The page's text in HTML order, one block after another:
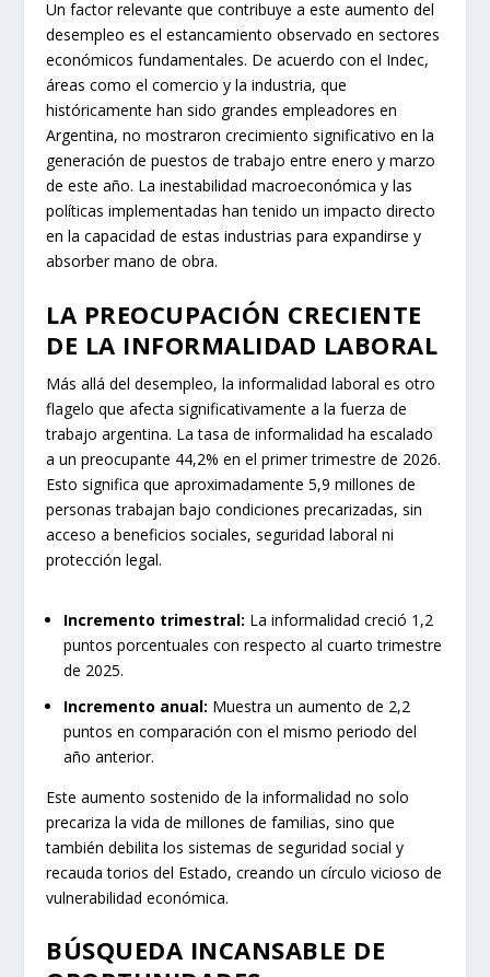
Un factor relevante que contribuye a este aumento del
desempleo es el estancamiento observado en sectores
económicos fundamentales. De acuerdo con el Indec,
áreas como el comercio y la industria, que
históricamente han sido grandes empleadores en
Argentina, no mostraron crecimiento significativo en la
generación de puestos de trabajo entre enero y marzo
de este año. La inestabilidad macroeconómica y las
políticas implementadas han tenido un impacto directo
en la capacidad de estas industrias para expandirse y
absorber mano de obra.
LA PREOCUPACIÓN CRECIENTE
DE LA INFORMALIDAD LABORAL
Más allá del desempleo, la informalidad laboral es otro
flagelo que afecta significativamente a la fuerza de
trabajo argentina. La tasa de informalidad ha escalado
a un preocupante 44,2% en el primer trimestre de 2026.
Esto significa que aproximadamente 5,9 millones de
personas trabajan bajo condiciones precarizadas, sin
acceso a beneficios sociales, seguridad laboral ni
protección legal.
Incremento trimestral: La informalidad creció 1,2
puntos porcentuales con respecto al cuarto trimestre
de 2025.
Incremento anual: Muestra un aumento de 2,2
puntos en comparación con el mismo periodo del
año anterior.
Este aumento sostenido de la informalidad no solo
precariza la vida de millones de familias, sino que
también debilita los sistemas de seguridad social y
recauda torios del Estado, creando un círculo vicioso de
vulnerabilidad económica.
BÚSQUEDA INCANSABLE DE